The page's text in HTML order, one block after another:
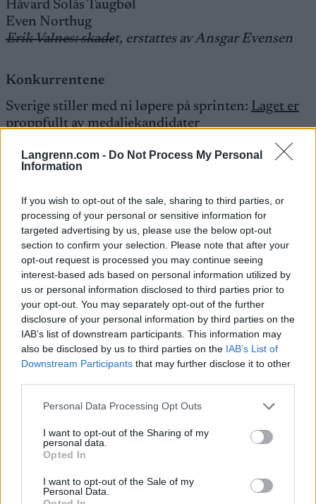
Langrenn.com - Do Not Process My Personal
Information
If you wish to opt-out of the sale, sharing to third parties, or
processing of your personal or sensitive information for
targeted advertising by us, please use the below opt-out
section to confirm your selection. Please note that after your
opt-out request is processed you may continue seeing
interest-based ads based on personal information utilized by
us or personal information disclosed to third parties prior to
your opt-out. You may separately opt-out of the further
disclosure of your personal information by third parties on the
IAB’s list of downstream participants. This information may
also be disclosed by us to third parties on the IAB’s List of
Downstream Participants that may further disclose it to other
Please note that this website/app uses one or more Google
not limited to your visit or usage behaviour. You may click to
grant or deny consent to Google and its third-party tags to
use your data for below specified purposes in below Google
consent section.
Personal Data Processing Opt Outs
I want to opt-out of the Sharing of my
personal data.
Opted In
I want to opt-out of the Sale of my
Personal Data.
Håvard Solås Taugbøl
Even Northug
Erik Valnes: skadet, erstattes av Ansgar Evensen
Konkurrentene
Sverige stiller med ni løpere på sprinten: Laget er
proppfullt av medaljekandidater
Se også:
sprinten: – Jeg hadde ikke invitert han i
bryllupet mitt
I forkant av VM har flere av de svenske løperne
gått ut og fortalt om dårlig oppførsel fra
nordmenn, og at det er noe de frykter også under
VM i Trondheim.Dette er Sveriges lag til VM-
sprinten
Les mer:
Program sprint VM i Trondheim
Torsdag 27. februar
10:15: Langrenn: Sprint fristil prolog, kvinner og